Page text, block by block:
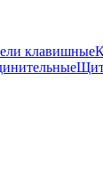
клавишные